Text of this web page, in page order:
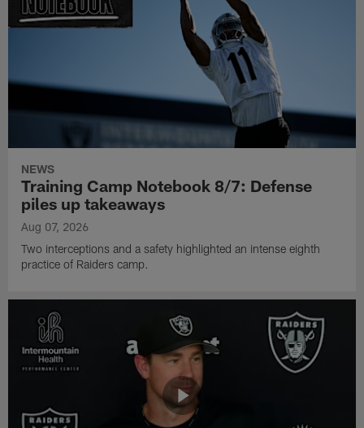
NEWS
Training Camp Notebook 8/7: Defense
piles up takeaways
Aug 07, 2026
Two interceptions and a safety highlighted an intense eighth
practice of Raiders camp.